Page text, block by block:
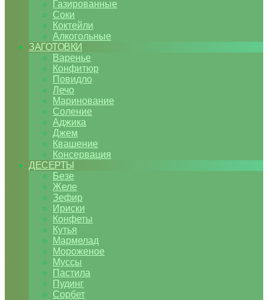
Газированные
Соки
Коктейли
Алкогольные
ЗАГОТОВКИ
Варенье
Конфитюр
Повидло
Лечо
Маринование
Соление
Аджика
Джем
Квашение
Консервация
ДЕСЕРТЫ
Безе
Желе
Зефир
Ириски
Конфеты
Кутья
Мармелад
Мороженое
Муссы
Пастила
Пудинг
Сорбет